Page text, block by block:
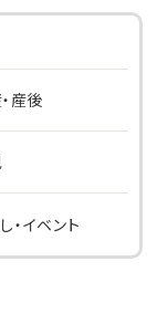
産後
・イベント